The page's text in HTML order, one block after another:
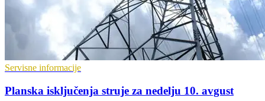
Servisne informacije
Planska isključenja struje za nedelju 10. avgust